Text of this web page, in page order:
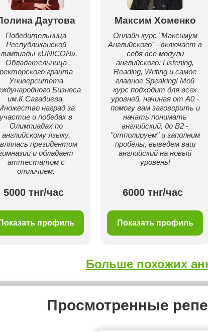
Даутова
Победительница
Республиканской
«UNICON».
Обладательница
ректорского гранта
Университета
Бизнеса
им.К.Сагадиева.
наград за
участие и победах в
Олимпиадах по
английскому языку.
президентом
и обладает
аттестатом с
отличием.
5000 тнг/час
Показать профиль
Максим Хоменко
Онлайн курс "Максимум
Английского" - включает в
себя все модули
английского: Listening,
Reading, Writing и самое
главное Speaking! Мой
курс подходит для всех
уровней, начиная от A0 -
помогу вам заговорить и
начать понимать
английский, до B2 -
"отполируем" и заполним
пробелы, выведем ваш
английский на новый
уровень!
6000 тнг/час
Показать профиль
Больше похожих
Просмотренные